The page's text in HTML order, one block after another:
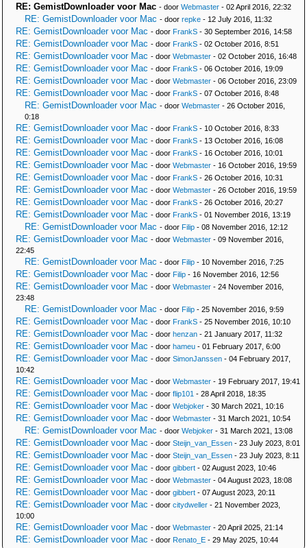
RE: GemistDownloader voor Mac - door Webmaster - 02 April 2016, 22:32
RE: GemistDownloader voor Mac - door repke - 12 July 2016, 11:32
RE: GemistDownloader voor Mac - door FrankS - 30 September 2016, 14:58
RE: GemistDownloader voor Mac - door FrankS - 02 October 2016, 8:51
RE: GemistDownloader voor Mac - door Webmaster - 02 October 2016, 16:48
RE: GemistDownloader voor Mac - door FrankS - 06 October 2016, 19:09
RE: GemistDownloader voor Mac - door Webmaster - 06 October 2016, 23:09
RE: GemistDownloader voor Mac - door FrankS - 07 October 2016, 8:48
RE: GemistDownloader voor Mac - door Webmaster - 26 October 2016,
0:18
RE: GemistDownloader voor Mac - door FrankS - 10 October 2016, 8:33
RE: GemistDownloader voor Mac - door FrankS - 13 October 2016, 16:08
RE: GemistDownloader voor Mac - door FrankS - 16 October 2016, 10:01
RE: GemistDownloader voor Mac - door Webmaster - 16 October 2016, 19:59
RE: GemistDownloader voor Mac - door FrankS - 26 October 2016, 10:31
RE: GemistDownloader voor Mac - door Webmaster - 26 October 2016, 19:59
RE: GemistDownloader voor Mac - door FrankS - 26 October 2016, 20:27
RE: GemistDownloader voor Mac - door FrankS - 01 November 2016, 13:19
RE: GemistDownloader voor Mac - door Filip - 08 November 2016, 12:12
RE: GemistDownloader voor Mac - door Webmaster - 09 November 2016,
22:45
RE: GemistDownloader voor Mac - door Filip - 10 November 2016, 7:25
RE: GemistDownloader voor Mac - door Filip - 16 November 2016, 12:56
RE: GemistDownloader voor Mac - door Webmaster - 24 November 2016,
23:48
RE: GemistDownloader voor Mac - door Filip - 25 November 2016, 9:59
RE: GemistDownloader voor Mac - door FrankS - 25 November 2016, 10:10
RE: GemistDownloader voor Mac - door henzan - 21 January 2017, 11:32
RE: GemistDownloader voor Mac - door hameu - 01 February 2017, 6:00
RE: GemistDownloader voor Mac - door SimonJanssen - 04 February 2017,
10:42
RE: GemistDownloader voor Mac - door Webmaster - 19 February 2017, 19:41
RE: GemistDownloader voor Mac - door flip101 - 28 April 2018, 18:35
RE: GemistDownloader voor Mac - door Webjoker - 30 March 2021, 10:16
RE: GemistDownloader voor Mac - door Webmaster - 31 March 2021, 10:54
RE: GemistDownloader voor Mac - door Webjoker - 31 March 2021, 13:08
RE: GemistDownloader voor Mac - door Steijn_van_Essen - 23 July 2023, 8:01
RE: GemistDownloader voor Mac - door Steijn_van_Essen - 23 July 2023, 8:11
RE: GemistDownloader voor Mac - door gibbert - 02 August 2023, 10:46
RE: GemistDownloader voor Mac - door Webmaster - 04 August 2023, 18:08
RE: GemistDownloader voor Mac - door gibbert - 07 August 2023, 20:11
RE: GemistDownloader voor Mac - door citydweller - 21 November 2023,
10:00
RE: GemistDownloader voor Mac - door Webmaster - 20 April 2025, 21:14
RE: GemistDownloader voor Mac - door Renato_E - 29 May 2025, 10:44